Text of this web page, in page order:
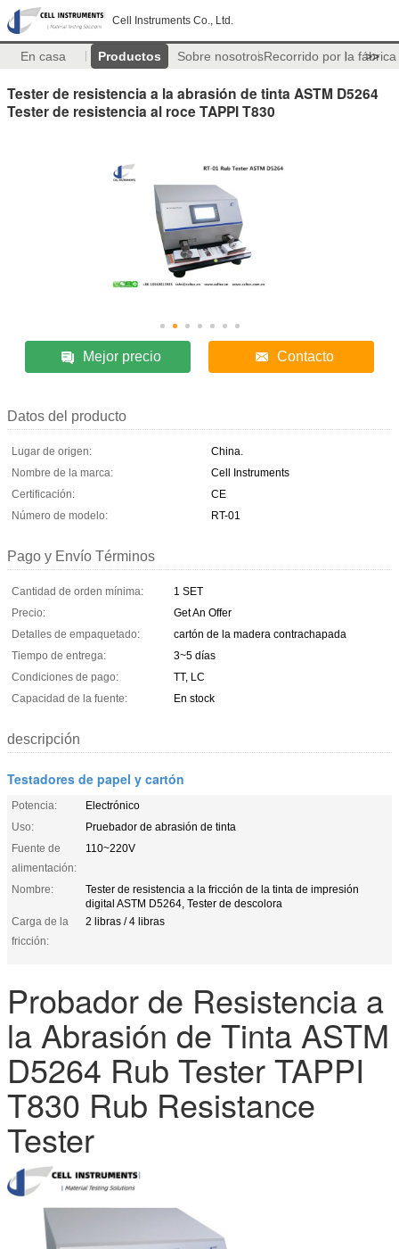
Cell Instruments Co., Ltd.
En casa Productos Sobre nosotrosRecorrido por la fábrica
>>
Tester de resistencia a la abrasión de tinta ASTM D5264
Tester de resistencia al roce TAPPI T830
Mejor precio Contacto
Datos del producto
Lugar de origen:
China.
Nombre de la marca:
Cell Instruments
Certificación:
CE
Número de modelo:
RT-01
Pago y Envío Términos
Cantidad de orden mínima:
1 SET
Precio:
Get An Offer
Detalles de empaquetado:
cartón de la madera contrachapada
Tiempo de entrega:
3~5 días
Condiciones de pago:
TT, LC
Capacidad de la fuente:
En stock
descripción
Testadores de papel y cartón
Potencia:
Electrónico
Uso:
Pruebador de abrasión de tinta
Fuente de
alimentación:
110~220V
Nombre:
Tester de resistencia a la fricción de la tinta de impresión
digital ASTM D5264, Tester de descolora
Carga de la
fricción:
2 libras / 4 libras
Probador de Resistencia a
la Abrasión de Tinta ASTM
D5264 Rub Tester TAPPI
T830 Rub Resistance
Tester